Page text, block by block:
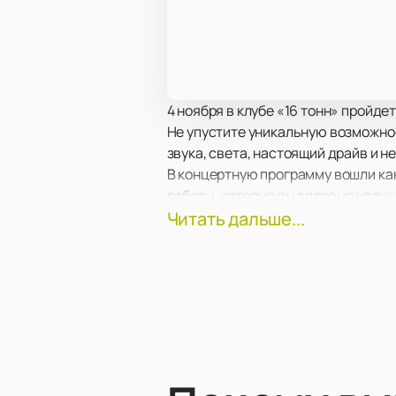
4 ноября в клубе «16 тонн»
Не упустите уникальную
звука, света, настоящий драйв и
В концертную программу вошли
работы, которые вы впервые
Клуб «16 тонн» вас ожидает
Читать дальше...